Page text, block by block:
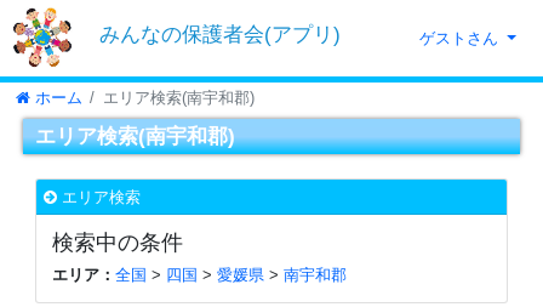
みんなの保護者会(アプリ) ゲストさん
ホーム エリア検索(南宇和郡)
エリア検索(南宇和郡)
エリア検索
検索中の条件
エリア： 全国 > 四国 > 愛媛県> 南宇和郡